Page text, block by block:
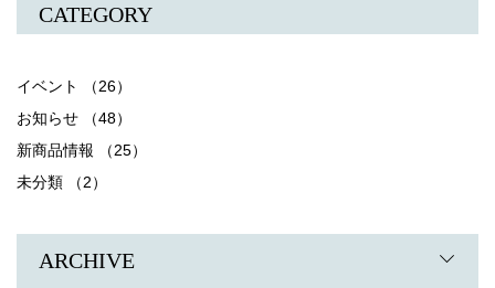
CATEGORY
イベント （26）
お知らせ （48）
新商品情報 （25）
未分類 （2）
ARCHIVE